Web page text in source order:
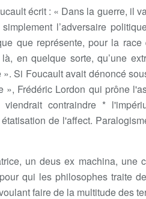
écrit : « Dans la guerre, il
l’adversaire
que représente, pour la race
en quelque sorte, qu’une
Si Foucault avait dénoncé
Frédéric Lordon qui prône
contraindre *
de l'affect.
un deus ex machina, une
qui les philosophes traite
faire de la multitude des